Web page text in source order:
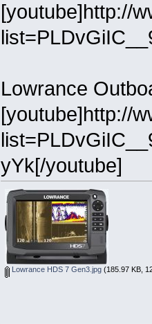
[youtube]http://
Lowrance
[youtube]http://
yYk[/youtube]
Lowrance HDS 7 Gen3.jpg(185.97 KB,